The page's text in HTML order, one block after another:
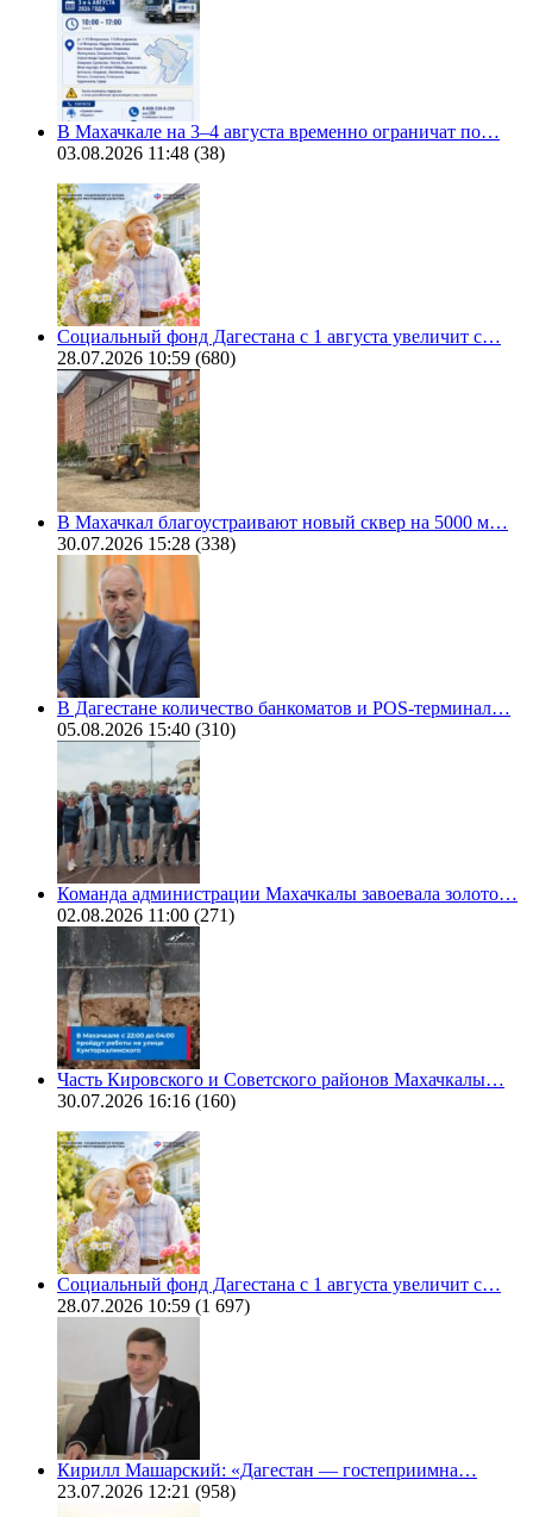
В Махачкале на 3–4 августа временно ограничат по…
03.08.2026 11:48 (38)
Социальный фонд Дагестана с 1 августа увеличит с…
28.07.2026 10:59 (680)
В Махачкал благоустраивают новый сквер на 5000 м…
30.07.2026 15:28 (338)
В Дагестане количество банкоматов и POS-терминал…
05.08.2026 15:40 (310)
Команда администрации Махачкалы завоевала золото…
02.08.2026 11:00 (271)
Часть Кировского и Советского районов Махачкалы…
30.07.2026 16:16 (160)
Социальный фонд Дагестана с 1 августа увеличит с…
28.07.2026 10:59 (1 697)
Кирилл Машарский: «Дагестан — гостеприимна…
23.07.2026 12:21 (958)